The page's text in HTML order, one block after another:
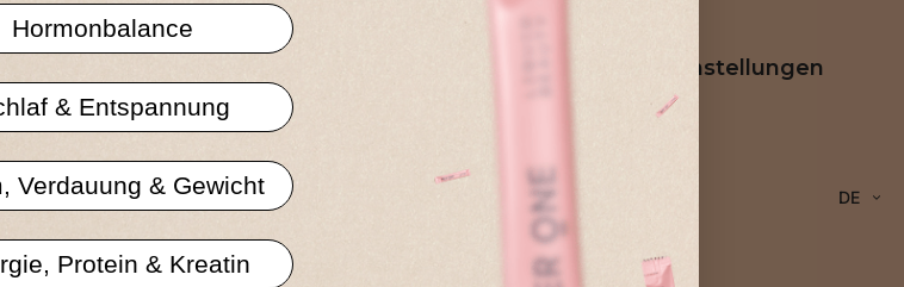
Cookie-Einstellungen
DE
Hormonbalance
& Entspannung
Verdauung & Gewicht
Protein & Kreatin